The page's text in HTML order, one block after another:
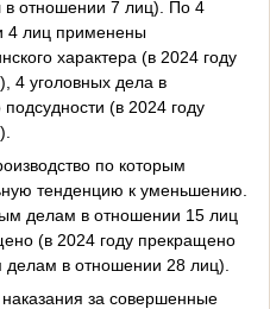
отношении 7 лиц). По 4
4 лиц применены
характера (в 2024 году
4 уголовных дела в
(в 2024 году
по которым
тенденцию к уменьшению.
делам в отношении 15 лиц
(в 2024 году прекращено
делам в отношении 28 лиц).
за совершенные